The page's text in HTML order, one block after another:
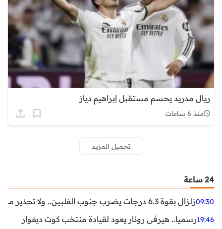
ريال مدريد يحسم مستقبل إبراهيم دياز
منذ 6 ساعات
تحميل المزيد
24 ساعة
09:30زلزال بقوة 6.3 درجات يضرب جنوب الفلبين.. ولا تحذير من تسونامي حتى الآن
19:46رسميا.. هيرفي رونار يعود لقيادة منتخب كوت ديفوار